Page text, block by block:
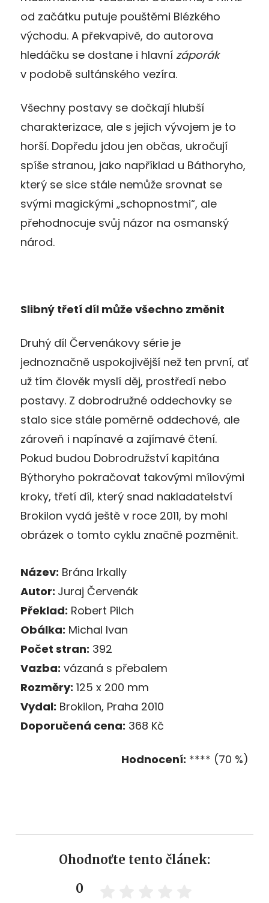
od začátku putuje pouštěmi Blézkého
východu. A překvapivě, do autorova
hledáčku se dostane i hlavní záporák
v podobě sultánského vezíra.
Všechny postavy se dočkají hlubší
charakterizace, ale s jejich vývojem je to
horší. Dopředu jdou jen občas, ukročují
spíše stranou, jako například u Báthoryho,
který se sice stále nemůže srovnat se
svými magickými „schopnostmi“, ale
přehodnocuje svůj názor na osmanský
národ.
Slibný třetí díl může všechno změnit
Druhý díl Červenákovy série je
jednoznačně uspokojivější než ten první, ať
už tím člověk myslí děj, prostředí nebo
postavy. Z dobrodružné oddechovky se
stalo sice stále poměrně oddechové, ale
zároveň i napínavé a zajímavé čtení.
Pokud budou Dobrodružství kapitána
Býthoryho pokračovat takovými mílovými
kroky, třetí díl, který snad nakladatelství
Brokilon vydá ještě v roce 2011, by mohl
obrázek o tomto cyklu značně pozměnit.
Název: Brána Irkally
Autor: Juraj Červenák
Překlad: Robert Pilch
Obálka: Michal Ivan
Počet stran: 392
Vazba: vázaná s přebalem
Rozměry: 125 x 200 mm
Vydal: Brokilon, Praha 2010
Doporučená cena: 368 Kč
Hodnocení: **** (70 %)
Ohodnoťte tento článek:
0